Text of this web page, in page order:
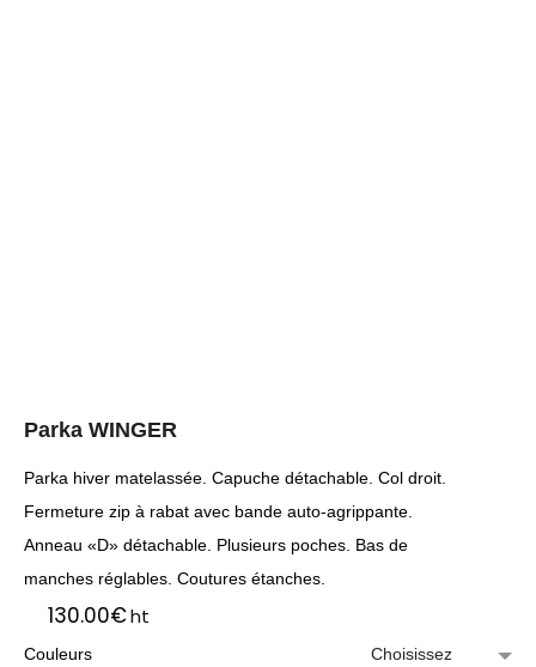
Parka WINGER
Parka hiver matelassée. Capuche détachable. Col droit.
Fermeture zip à rabat avec bande auto-agrippante.
Anneau «D» détachable. Plusieurs poches. Bas de
manches réglables. Coutures étanches.
130.00€ht
Couleurs